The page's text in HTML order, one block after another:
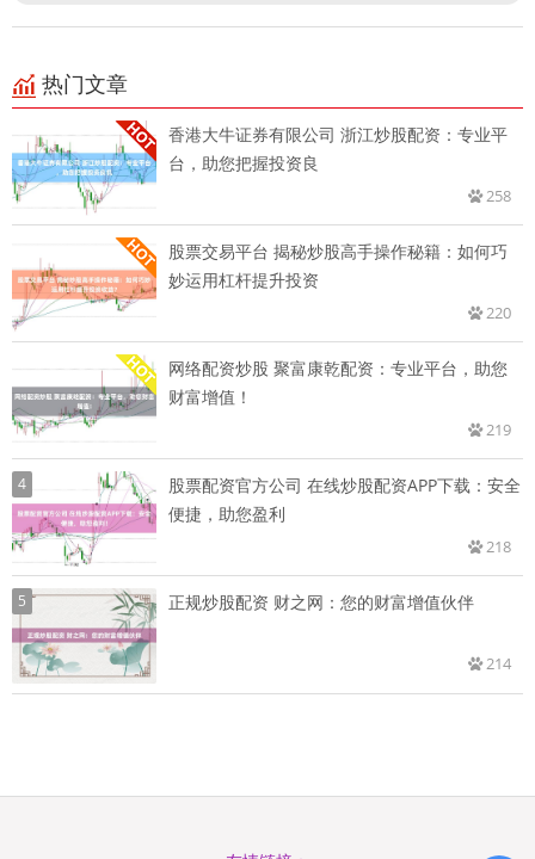
热门文章
香港大牛证券有限公司 浙江炒股配资：专业平
台，助您把握投资良
258
股票交易平台 揭秘炒股高手操作秘籍：如何巧
妙运用杠杆提升投资
220
网络配资炒股 聚富康乾配资：专业平台，助您
财富增值！
219
4
股票配资官方公司 在线炒股配资APP下载：安全
便捷，助您盈利
218
5 正规炒股配资 财之网：您的财富增值伙伴
214